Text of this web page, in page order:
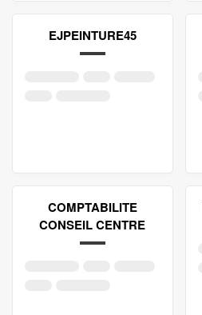
EJPEINTURE45
COMPTABILITE
CONSEIL CENTRE